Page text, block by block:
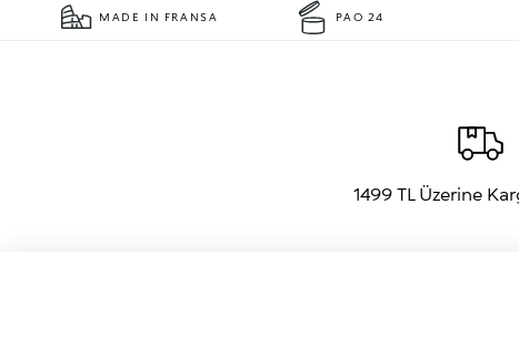
MADE IN FRANSA PAO 24
1499 TL Üzerine